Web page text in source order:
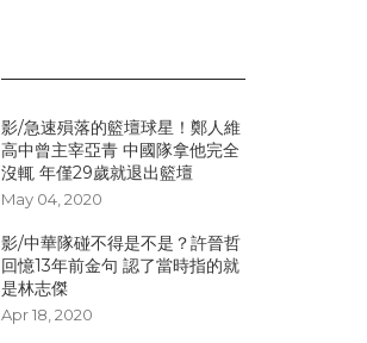
影/急速殞落的籃壇球星！鄭人維
高中曾主宰亞青 中國隊拿他完全
沒輒 年僅29歲就退出籃壇
May 04, 2020
影/中華隊碰不得是不是？許晉哲
回憶13年前金句 認了當時指的就
是林志傑
Apr 18, 2020